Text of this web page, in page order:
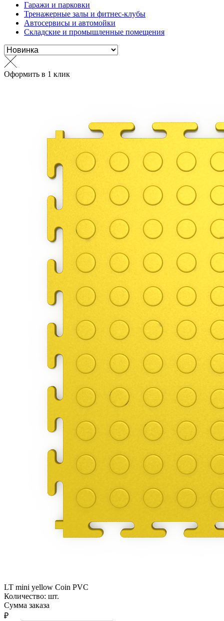
Гаражи и парковки
Тренажерные залы и фитнес-клубы
Автосервисы и автомойки
Складские и промышленные помещения
Оформить в 1 клик
LT mini yellow Coin PVC
Количество: шт.
Сумма заказа
₽